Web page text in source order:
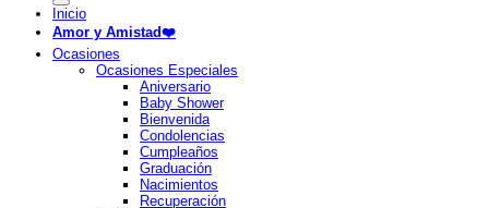
Inicio
Amor y Amistad❤️
Ocasiones
Ocasiones Especiales
Aniversario
Baby Shower
Bienvenida
Condolencias
Cumpleaños
Graduación
Nacimientos
Recuperación